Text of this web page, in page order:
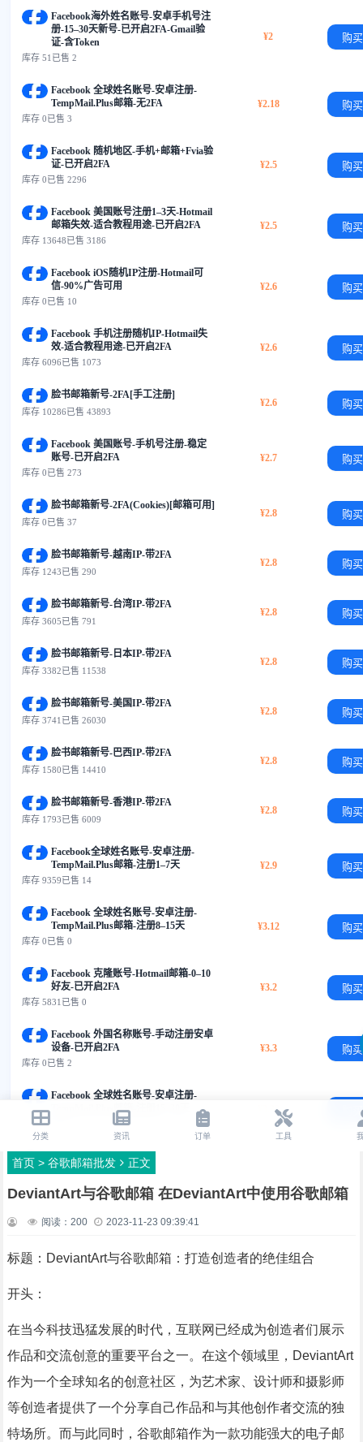
首页> 谷歌邮箱批发 正文
DeviantArt与谷歌邮箱 在DeviantArt中使用谷歌邮箱
阅读： 200 2023-11-23 09:39:41
标题：DeviantArt与谷歌邮箱：打造创造者的绝佳组合
开头：
在当今科技迅猛发展的时代，互联网已经成为创造者们展示
作品和交流创意的重要平台之一。在这个领域里，DeviantArt
作为一个全球知名的创意社区，为艺术家、设计师和摄影师
等创造者提供了一个分享自己作品和与其他创作者交流的独
特场所。而与此同时，谷歌邮箱作为一款功能强大的电子邮